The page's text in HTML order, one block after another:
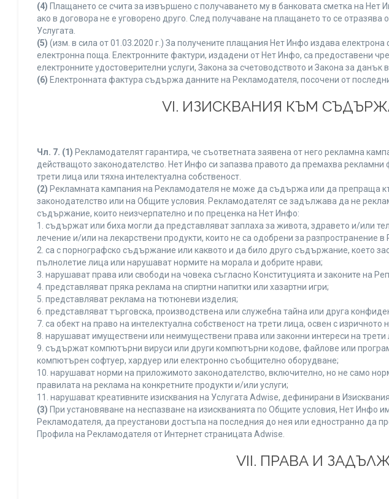
(4) Плащането се счита за извършено с получаването му в банковата сметка на
ако в договора не е уговорено друго. След получаване на плащането то се
Услугата.
(5) (изм. в сила от 01.03.2020 г.) За получените плащания Нет Инфо издава
електронна поща. Електронните фактури, издадени от Нет Инфо, са предоставени
електронните удостоверителни услуги, Закона за счетоводството и Закона за
(6) Електронната фактура съдържа данните на Рекламодателя, посочени от
VI. ИЗИСКВАНИЯ КЪМ
Чл. 7. (1) Рекламодателят гарантира, че съответната заявена от него рекламна
действащото законодателство. Нет Инфо си запазва правото да премахва
трети лица или тяхна интелектуална собственост.
(2) Рекламната кампания на Рекламодателя не може да съдържа или да препраща
законодателство или на Общите условия. Рекламодателят се задължава да не
съдържание, които неизчерпателно и по преценка на Нет Инфо:
1. съдържат или биха могли да представляват заплаха за живота, здравето и/или
лечение и/или на лекарствени продукти, които не са одобрени за разпространение
2. са с порнографско съдържание или каквото и да било друго съдържание, което
пълнолетие лица или нарушават нормите на морала и добрите нрави;
3. нарушават права или свободи на човека съгласно Конституцията и законите на
4. представляват пряка реклама на спиртни напитки или хазартни игри;
5. представляват реклама на тютюневи изделия;
6. представляват търговска, производствена или служебна тайна или друга
7. са обект на право на интелектуална собственост на трети лица, освен с
8. нарушават имуществени или неимуществени права или законни интереси на трети
9. съдържат компютърни вируси или други компютърни кодове, файлове или
компютърен софтуер, хардуер или електронно съобщително оборудване;
10. нарушават норми на приложимото законодателство, включително, но не само
правилата на реклама на конкретните продукти и/или услуги;
11. нарушават креативните изисквания на Услугата Adwise, дефинирани в
(3) При установяване на неспазване на изискванията по Общите условия, Нет Инфо
Рекламодателя, да преустанови достъпа на последния до нея или едностранно да
Профила на Рекламодателя от Интернет страницата Adwise.
VII. ПРАВА И